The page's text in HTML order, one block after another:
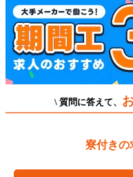
\ 質問に答えて、
寮付きの